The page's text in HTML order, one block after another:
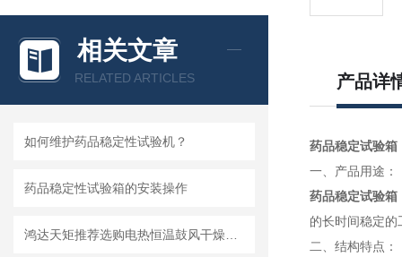
相关文章
RELATED ARTICLES
如何维护药品稳定性试验机？
药品稳定性试验箱的安装操作
产品详
药品稳定试验箱
一、产品用途：
药品稳定试验箱
的长时间稳定
二、结构特点：